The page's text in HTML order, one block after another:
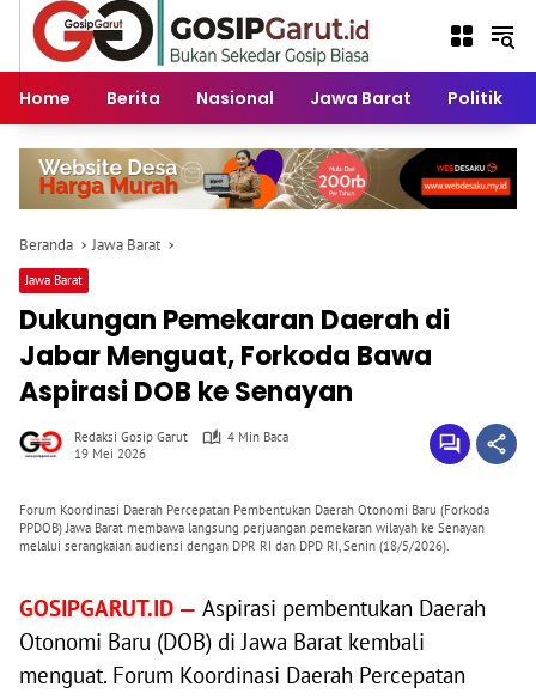
Langsung
konten
Home Berita Nasional Jawa Barat Politik
Beranda Jawa Barat
Jawa Barat
Dukungan Pemekaran Daerah di
Jabar Menguat, Forkoda Bawa
Aspirasi DOB ke Senayan
Redaksi Gosip Garut
4 Min Baca
19 Mei 2026
Forum Koordinasi Daerah Percepatan Pembentukan Daerah Otonomi Baru (Forkoda
PPDOB) Jawa Barat membawa langsung perjuangan pemekaran wilayah ke Senayan
melalui serangkaian audiensi dengan DPR RI dan DPD RI, Senin (18/5/2026).
GOSIPGARUT.ID — Aspirasi pembentukan Daerah
Otonomi Baru (DOB) di Jawa Barat kembali
menguat. Forum Koordinasi Daerah Percepatan